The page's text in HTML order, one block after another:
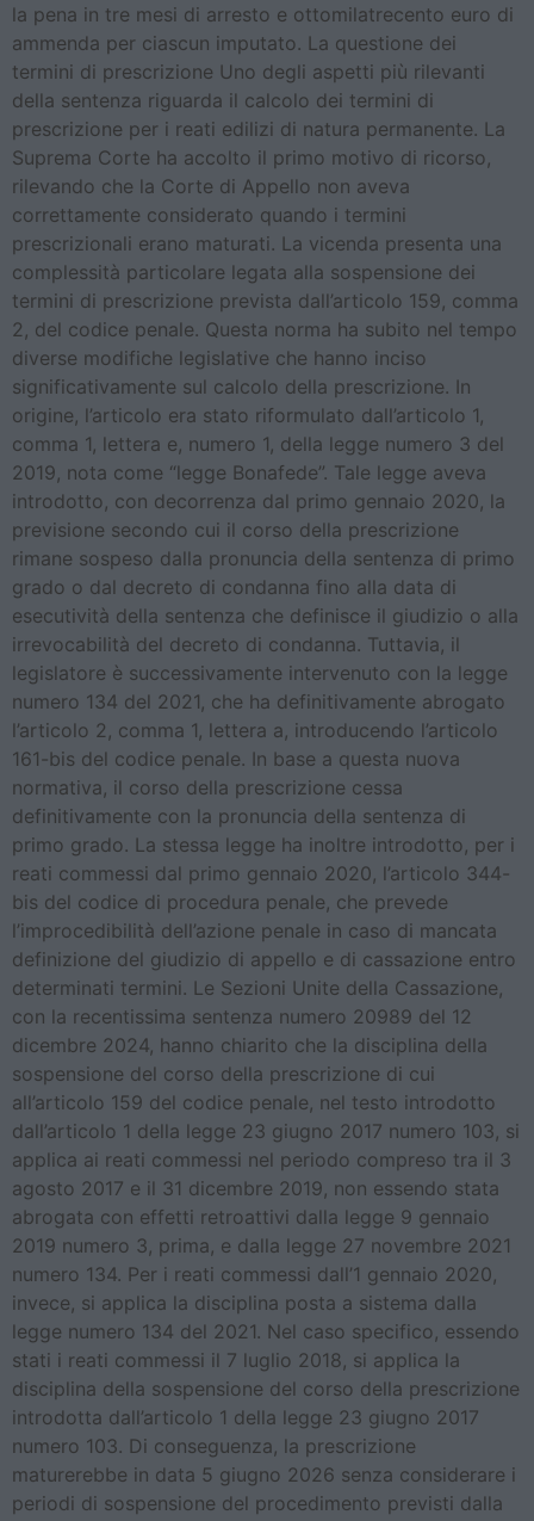
la pena in tre mesi di arresto e ottomilatrecento euro di
ammenda per ciascun imputato. La questione dei
termini di prescrizione Uno degli aspetti più rilevanti
della sentenza riguarda il calcolo dei termini di
prescrizione per i reati edilizi di natura permanente. La
Suprema Corte ha accolto il primo motivo di ricorso,
rilevando che la Corte di Appello non aveva
correttamente considerato quando i termini
prescrizionali erano maturati. La vicenda presenta una
complessità particolare legata alla sospensione dei
termini di prescrizione prevista dall’articolo 159, comma
2, del codice penale. Questa norma ha subito nel tempo
diverse modifiche legislative che hanno inciso
significativamente sul calcolo della prescrizione. In
origine, l’articolo era stato riformulato dall’articolo 1,
comma 1, lettera e, numero 1, della legge numero 3 del
2019, nota come “legge Bonafede”. Tale legge aveva
introdotto, con decorrenza dal primo gennaio 2020, la
previsione secondo cui il corso della prescrizione
rimane sospeso dalla pronuncia della sentenza di primo
grado o dal decreto di condanna fino alla data di
esecutività della sentenza che definisce il giudizio o alla
irrevocabilità del decreto di condanna. Tuttavia, il
legislatore è successivamente intervenuto con la legge
numero 134 del 2021, che ha definitivamente abrogato
l’articolo 2, comma 1, lettera a, introducendo l’articolo
161-bis del codice penale. In base a questa nuova
normativa, il corso della prescrizione cessa
definitivamente con la pronuncia della sentenza di
primo grado. La stessa legge ha inoltre introdotto, per i
reati commessi dal primo gennaio 2020, l’articolo 344-
bis del codice di procedura penale, che prevede
l’improcedibilità dell’azione penale in caso di mancata
definizione del giudizio di appello e di cassazione entro
determinati termini. Le Sezioni Unite della Cassazione,
con la recentissima sentenza numero 20989 del 12
dicembre 2024, hanno chiarito che la disciplina della
sospensione del corso della prescrizione di cui
all’articolo 159 del codice penale, nel testo introdotto
dall’articolo 1 della legge 23 giugno 2017 numero 103, si
applica ai reati commessi nel periodo compreso tra il 3
agosto 2017 e il 31 dicembre 2019, non essendo stata
abrogata con effetti retroattivi dalla legge 9 gennaio
2019 numero 3, prima, e dalla legge 27 novembre 2021
numero 134. Per i reati commessi dall’1 gennaio 2020,
invece, si applica la disciplina posta a sistema dalla
legge numero 134 del 2021. Nel caso specifico, essendo
stati i reati commessi il 7 luglio 2018, si applica la
disciplina della sospensione del corso della prescrizione
introdotta dall’articolo 1 della legge 23 giugno 2017
numero 103. Di conseguenza, la prescrizione
maturerebbe in data 5 giugno 2026 senza considerare i
periodi di sospensione del procedimento previsti dalla